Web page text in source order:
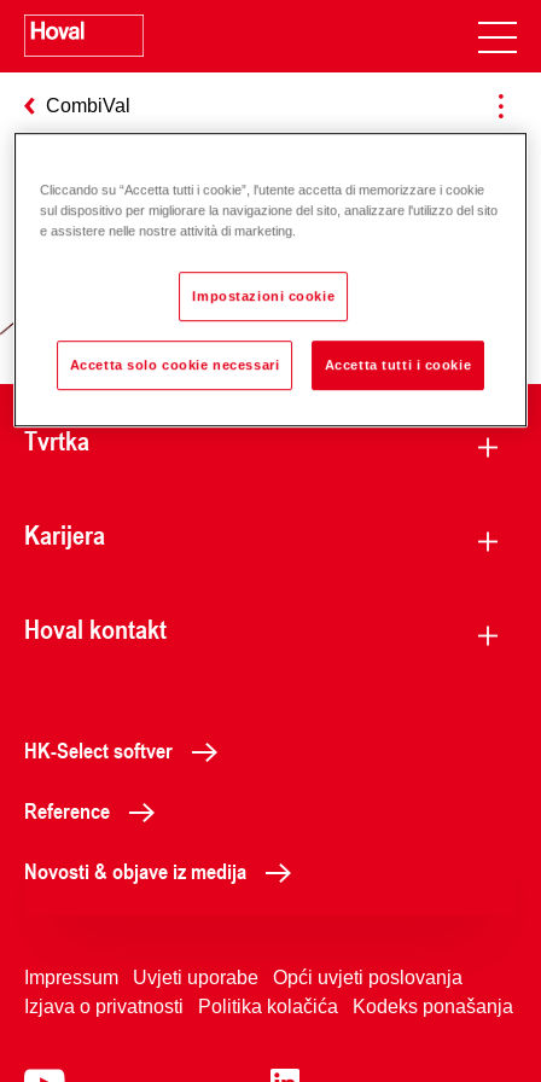
CombiVal
Odgovornost za energiju i okoliš
Tvrtka
Karijera
Hoval kontakt
HK-Select softver
Reference
Novosti & objave iz medija
Impressum Uvjeti uporabe
Opći uvjeti poslovanja
Izjava o privatnosti
Politika kolačića Kodeks ponašanja
Cliccando su “Accetta tutti i cookie”, l'utente accetta di memorizzare i cookie
sul dispositivo per migliorare la navigazione del sito, analizzare l'utilizzo del sito
e assistere nelle nostre attività di marketing.
Impostazioni cookie
Accetta solo cookie necessari Accetta tutti i cookie